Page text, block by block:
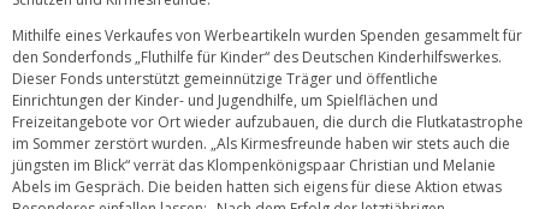
Mithilfe eines Verkaufes von Werbeartikeln wurden Spenden gesammelt für
den Sonderfonds „Fluthilfe für Kinder“ des Deutschen Kinderhilfswerkes.
Dieser Fonds unterstützt gemeinnützige Träger und öffentliche
Einrichtungen der Kinder- und Jugendhilfe, um Spielflächen und
Freizeitangebote vor Ort wieder aufzubauen, die durch die Flutkatastrophe
im Sommer zerstört wurden. „Als Kirmesfreunde haben wir stets auch die
jüngsten im Blick“ verrät das Klompenkönigspaar Christian und Melanie
Abels im Gespräch. Die beiden hatten sich eigens für diese Aktion etwas